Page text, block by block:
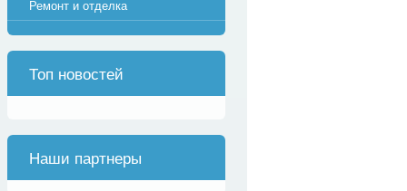
Ремонт и отделка
Топ новостей
Наши партнеры